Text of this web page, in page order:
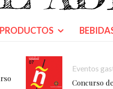
PRODUCTOS
Eventos
Concurso